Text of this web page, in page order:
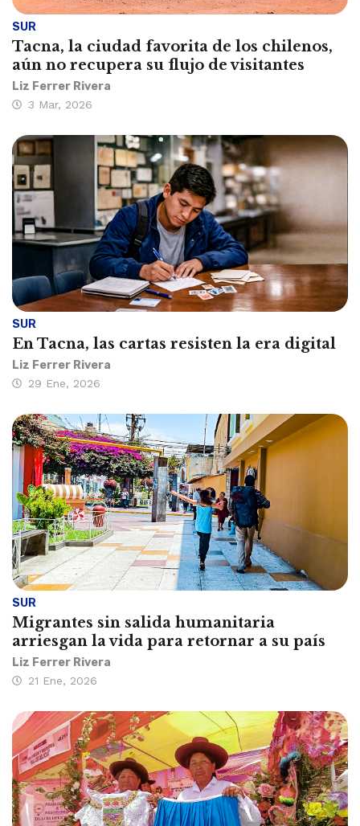
SUR
Tacna, la ciudad favorita de los chilenos,
aún no recupera su flujo de visitantes
Liz Ferrer Rivera
3 Mar, 2026
SUR
En Tacna, las cartas resisten la era digital
Liz Ferrer Rivera
29 Ene, 2026
SUR
Migrantes sin salida humanitaria
arriesgan la vida para retornar a su país
Liz Ferrer Rivera
21 Ene, 2026